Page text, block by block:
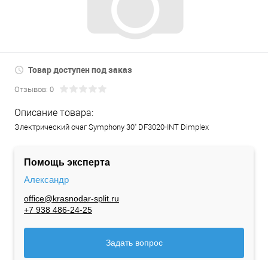
Товар доступен под заказ
Отзывов: 0
Описание товара:
Электрический очаг Symphony 30'' DF3020-INT Dimplex
Помощь эксперта
Александр
office@krasnodar-split.ru
+7 938 486-24-25
Задать вопрос